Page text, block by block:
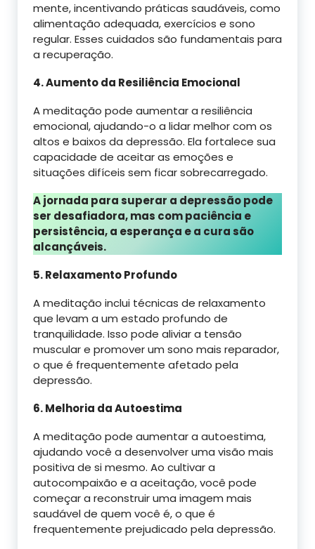
mente, incentivando práticas saudáveis, como
alimentação adequada, exercícios e sono
regular. Esses cuidados são fundamentais para
a recuperação.
4. Aumento da Resiliência Emocional
A meditação pode aumentar a resiliência
emocional, ajudando-o a lidar melhor com os
altos e baixos da depressão. Ela fortalece sua
capacidade de aceitar as emoções e
situações difíceis sem ficar sobrecarregado.
A jornada para superar a depressão pode
ser desafiadora, mas com paciência e
persistência, a esperança e a cura são
alcançáveis.
5. Relaxamento Profundo
A meditação inclui técnicas de relaxamento
que levam a um estado profundo de
tranquilidade. Isso pode aliviar a tensão
muscular e promover um sono mais reparador,
o que é frequentemente afetado pela
depressão.
6. Melhoria da Autoestima
A meditação pode aumentar a autoestima,
ajudando você a desenvolver uma visão mais
positiva de si mesmo. Ao cultivar a
autocompaixão e a aceitação, você pode
começar a reconstruir uma imagem mais
saudável de quem você é, o que é
frequentemente prejudicado pela depressão.